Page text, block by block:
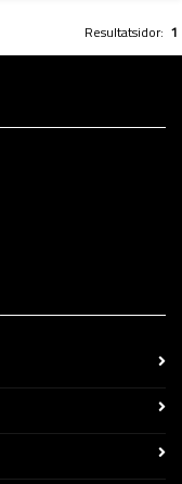
Resultatsidor: 1